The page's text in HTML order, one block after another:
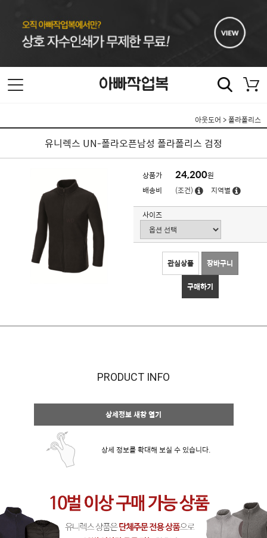
아웃도어 >폴라폴리스
유니렉스 UN-폴라오픈남성 폴라폴리스 검정
상품가 24,200원
배송비
(조건) 지역별
사이즈
관심상품 장바구니
구매하기
PRODUCT INFO
상세정보 새창 열기
상세 정보를 확대해 보실 수 있습니다.